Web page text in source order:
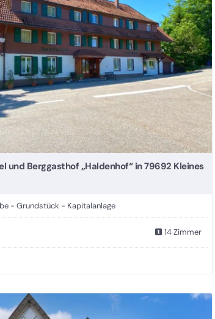
und Berggasthof „Haldenhof“ in 79692 Kleines
- Grundstück - Kapitalanlage
14 Zimmer